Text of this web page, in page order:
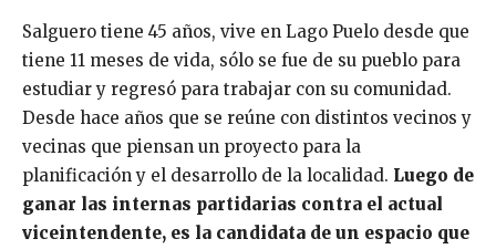
Salguero tiene 45 años, vive en Lago Puelo desde que
tiene 11 meses de vida, sólo se fue de su pueblo para
estudiar y regresó para trabajar con su comunidad.
Desde hace años que se reúne con distintos vecinos y
vecinas que piensan un proyecto para la
planificación y el desarrollo de la localidad. Luego de
ganar las internas partidarias contra el actual
viceintendente, es la candidata de un espacio que